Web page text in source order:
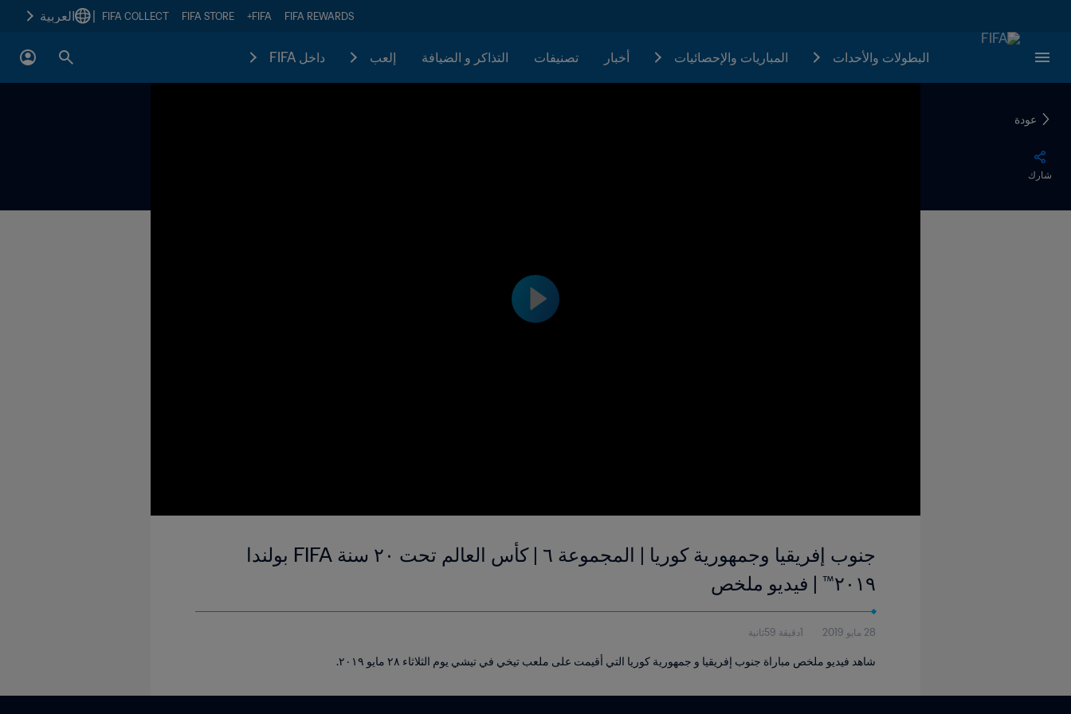
FIFA REWARDS
FIFA+
FIFA STORE
FIFA COLLECT العربية
البطولات والأحدات المباريات والإحصائيات أخبار تصنيفات التذاكر و الضيافة إلعب داخل FIFA
عودة
شارك
جنوب إفريقيا وجمهورية كوريا | المجموعة ٦ | كأس العالم تحت ٢٠ سنة FIFA بولندا
٢٠١٩™ | فيديو ملخص
28 مايو 2019 1دقيقة 59ثانية
شاهد فيديو ملخص مباراة جنوب إفريقيا و جمهورية كوريا التي أقيمت على ملعب تيخي في تيشي يوم الثلاثاء ٢٨ مايو ٢٠١٩.